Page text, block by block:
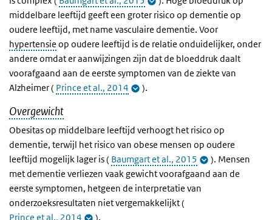
middelbare leeftijd geeft een groter risico op dementie op
oudere leeftijd, met name vasculaire dementie. Voor
hypertensie op oudere leeftijd is de relatie onduidelijker, onder
andere omdat er aanwijzingen zijn dat de bloeddruk daalt
voorafgaand aan de eerste symptomen van de ziekte van
Alzheimer ( Prince et al., 2014 ).
Overgewicht
Obesitas op middelbare leeftijd verhoogt het risico op
dementie, terwijl het risico van obese mensen op oudere
leeftijd mogelijk lager is ( Baumgart et al., 2015
). Mensen
met dementie verliezen vaak gewicht voorafgaand aan de
eerste symptomen, hetgeen de interpretatie van
onderzoeksresultaten niet vergemakkelijkt (
Prince et al., 2014
).